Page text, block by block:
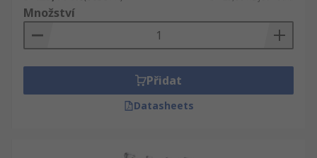
Množství
Přidat
Datasheets